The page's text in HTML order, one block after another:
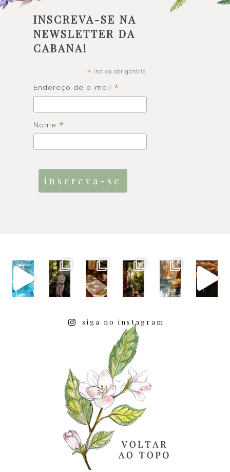
INSCREVA-SE NA
NEWSLETTER DA
CABANA!
* indica obrigatório
Endereço de e-mail *
Nome *
siga no instagram